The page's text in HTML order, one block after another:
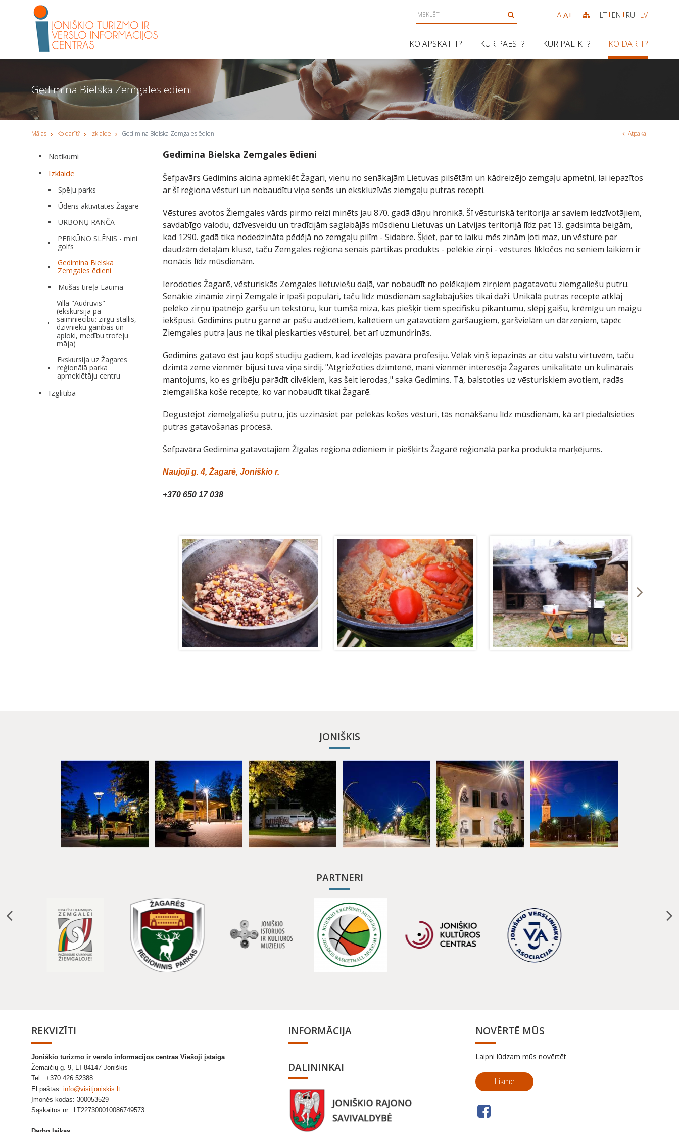
-A A+ LT EN RU LV
KO APSKATĪT? KUR PAĒST? KUR PALIKT? KO DARĪT?
Gedimina Bielska Zemgales ēdieni
Mājas Ko darīt? Izklaide Gedimina Bielska Zemgales ēdieni Atpakaļ
Notikumi
Izklaide
Spēļu parks
Ūdens aktivitātes Žagarē
URBONŲ RANČA
PERKŪNO SLĒNIS - mini
golfs
Gedimina Bielska
Zemgales ēdieni
Mūšas tīreļa Lauma
Villa "Audruvis"
(ekskursija pa
saimniecību: zirgu stallis,
dzīvnieku ganības un
aploki, medību trofeju
māja)
Ekskursija uz Žagares
reģionālā parka
apmeklētāju centru
Izglītība
Gedimina Bielska Zemgales ēdieni
Šefpavārs Gedimins aicina apmeklēt Žagari, vienu no senākajām Lietuvas pilsētām un kādreizējo zemgaļu apmetni, lai iepazītos
ar šī reģiona vēsturi un nobaudītu viņa senās un ekskluzīvās ziemgaļu putras recepti.
Vēstures avotos Žiemgales vārds pirmo reizi minēts jau 870. gadā dāņu hronikā. Šī vēsturiskā teritorija ar saviem iedzīvotājiem,
savdabīgo valodu, dzīvesveidu un tradīcijām saglabājās mūsdienu Lietuvas un Latvijas teritorijā līdz pat 13. gadsimta beigām,
kad 1290. gadā tika nodedzināta pēdējā no zemgaļu pilīm - Sidabre. Šķiet, par to laiku mēs zinām ļoti maz, un vēsture par
daudzām detaļām klusē, taču Zemgales reģiona senais pārtikas produkts - pelēkie zirņi - vēstures līkločos no seniem laikiem ir
nonācis līdz mūsdienām.
Ierodoties Žagarē, vēsturiskās Zemgales lietuviešu daļā, var nobaudīt no pelēkajiem zirņiem pagatavotu ziemgaliešu putru.
Senākie zināmie zirņi Zemgalē ir īpaši populāri, taču līdz mūsdienām saglabājušies tikai daži. Unikālā putras recepte atklāj
pelēko zirņu īpatnējo garšu un tekstūru, kur tumšā miza, kas piešķir tiem specifisku pikantumu, slēpj gaišu, krēmīgu un maigu
iekšpusi. Gedimins putru garnē ar pašu audzētiem, kaltētiem un gatavotiem garšaugiem, garšvielām un dārzeņiem, tāpēc
Ziemgales putra ļaus ne tikai pieskarties vēsturei, bet arī uzmundrinās.
Gedimins gatavo ēst jau kopš studiju gadiem, kad izvēlējās pavāra profesiju. Vēlāk viņš iepazinās ar citu valstu virtuvēm, taču
dzimtā zeme vienmēr bijusi tuva viņa sirdij. "Atgriežoties dzimtenē, mani vienmēr interesēja Žagares unikalitāte un kulinārais
mantojums, ko es gribēju parādīt cilvēkiem, kas šeit ierodas," saka Gedimins. Tā, balstoties uz vēsturiskiem avotiem, radās
ziemgališka košė recepte, ko var nobaudīt tikai Žagarē.
Degustējot ziemeļgaliešu putru, jūs uzzināsiet par pelēkās košes vēsturi, tās nonākšanu līdz mūsdienām, kā arī piedalīsieties
putras gatavošanas procesā.
Šefpavāra Gedimina gatavotajiem Žīgalas reģiona ēdieniem ir piešķirts Žagarē reģionālā parka produkta marķējums.
Naujoji g. 4, Žagarė, Joniškio r.
+370 650 17 038
JONIŠKIS
PARTNERI
REKVIZĪTI
Joniškio turizmo ir verslo informacijos centras Viešoji įstaiga
Žemaičių g. 9, LT-84147 Joniškis
Tel.: +370 426 52388
El.paštas: info@visitjoniskis.lt
Įmonės kodas: 300053529
Sąskaitos nr.: LT227300010086749573
INFORMĀCIJA
DALININKAI
NOVĒRTĒ MŪS
Laipni lūdzam mūs novērtēt
Likme